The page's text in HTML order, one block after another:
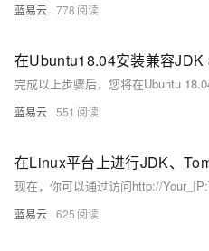
蓝易云 778
蓝易云 551
蓝易云 625